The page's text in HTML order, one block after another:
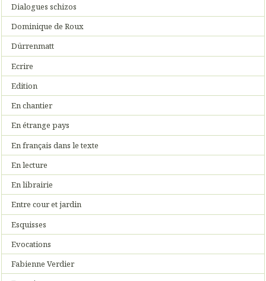
Dialogues schizos
Dominique de Roux
Dürrenmatt
Ecrire
Edition
En chantier
En étrange pays
En français dans le texte
En lecture
En librairie
Entre cour et jardin
Esquisses
Evocations
Fabienne Verdier